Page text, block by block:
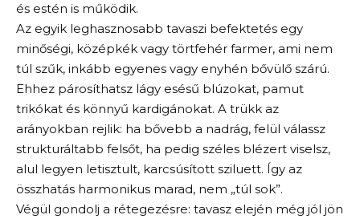
és estén is működik.
Az egyik leghasznosabb tavaszi befektetés egy
minőségi, középkék vagy törtfehér farmer, ami nem
túl szűk, inkább egyenes vagy enyhén bővülő szárú.
Ehhez párosíthatsz lágy esésű blúzokat, pamut
trikókat és könnyű kardigánokat. A trükk az
arányokban rejlik: ha bővebb a nadrág, felül válassz
strukturáltabb felsőt, ha pedig széles blézert viselsz,
alul legyen letisztult, karcsúsított sziluett. Így az
összhatás harmonikus marad, nem „túl sok”.
Végül gondolj a rétegezésre: tavasz elején még jól jön